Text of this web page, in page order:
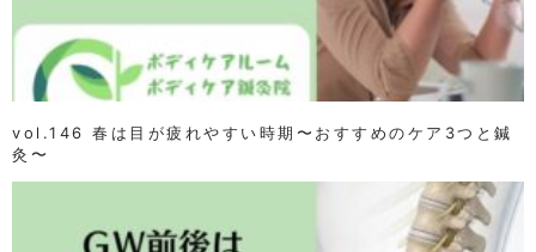
vol.146 春は目が疲れやすい時期〜おすすめのケア3つと鍼
灸〜